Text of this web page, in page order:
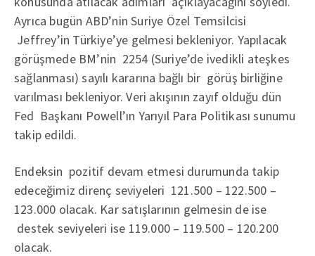
Ayrıca bugün ABD’nin Suriye Özel Temsilcisi
Jeffrey’in Türkiye’ye gelmesi bekleniyor. Yapılacak
görüşmede BM’nin 2254 (Suriye’de ivedikli ateşkes
sağlanması) sayılı kararına bağlı bir görüş birliğine
varılması bekleniyor. Veri akışının zayıf olduğu dün
Fed Başkanı Powell’ın Yarıyıl Para Politikası sunumu
takip edildi.
Endeksin pozitif devam etmesi durumunda takip
edeceğimiz direnç seviyeleri 121.500 – 122.500 –
123.000 olacak. Kar satışlarının gelmesin de ise
destek seviyeleri ise 119.000 – 119.500 – 120.200
olacak.